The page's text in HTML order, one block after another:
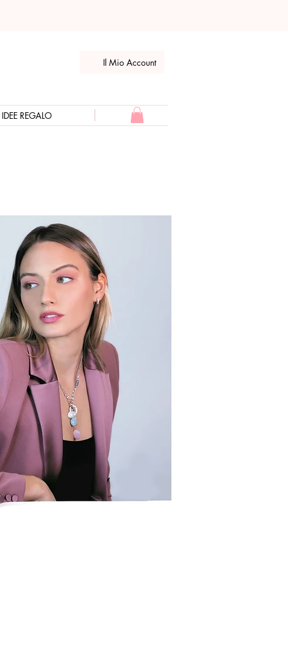
Il Mio Account
IDEE REGALO